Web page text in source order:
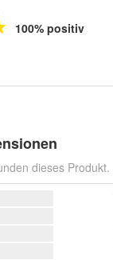
100% positiv
dieses Produkt.